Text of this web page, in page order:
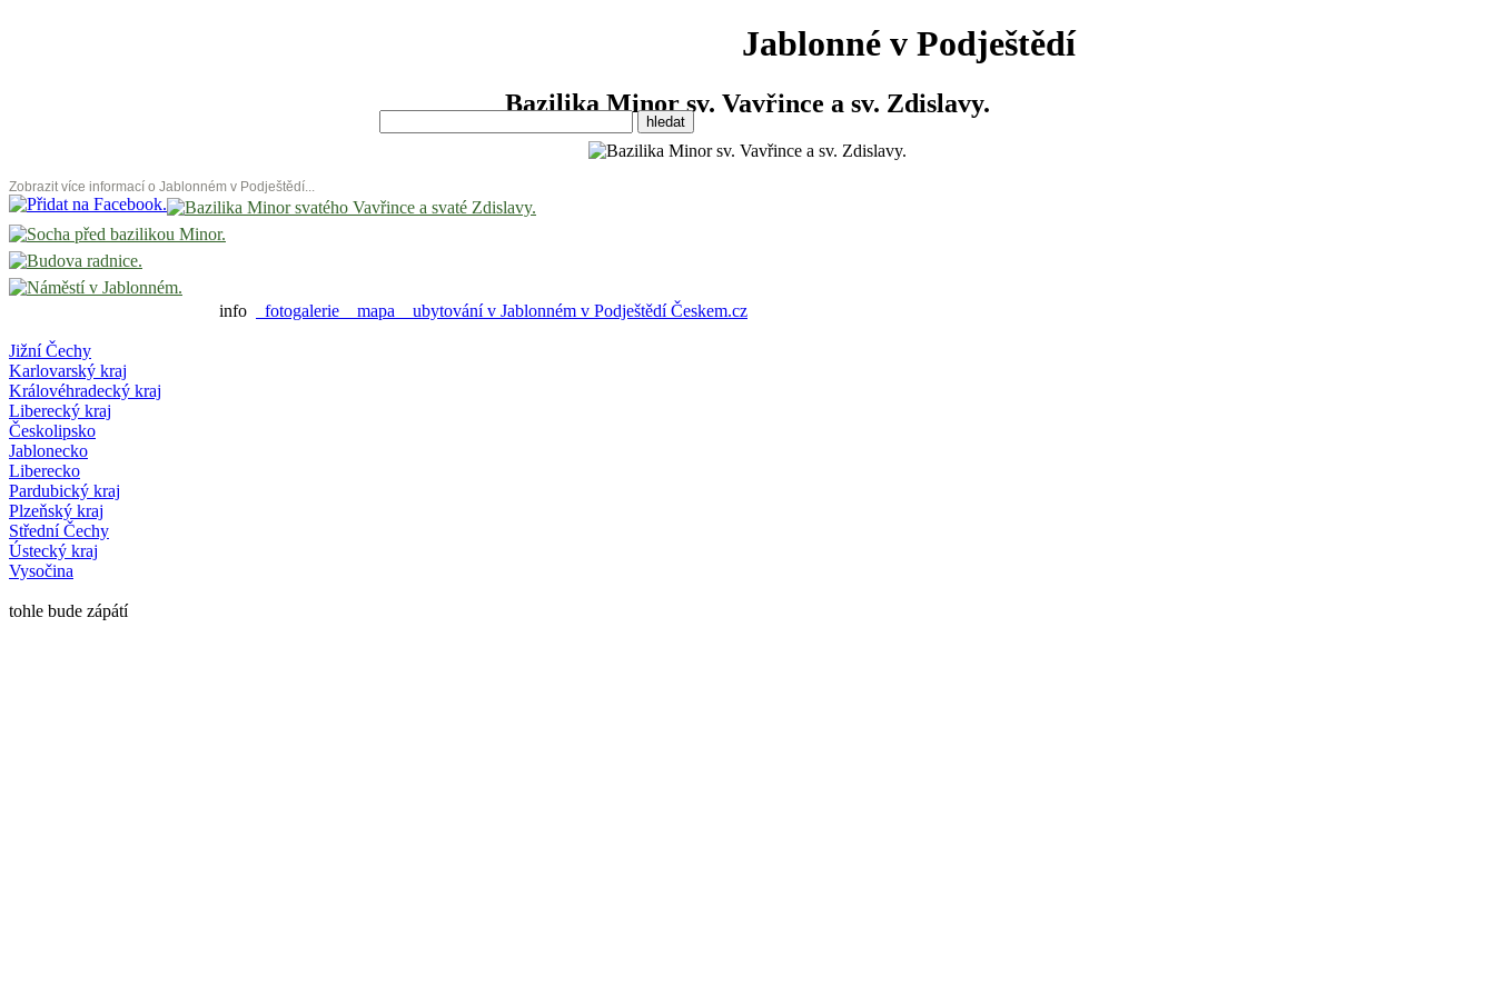
Jablonné v Podještědí
Bazilika Minor sv. Vavřince a sv. Zdislavy.
Zobrazit více informací o Jablonném v Podještědí...
info fotogalerie mapa ubytování v Jablonném v PodještědíČeskem.cz
Jižní Čechy
Karlovarský kraj
Královéhradecký kraj
Liberecký kraj
Českolipsko
Jablonecko
Liberecko
Pardubický kraj
Plzeňský kraj
Střední Čechy
Ústecký kraj
Vysočina
tohle bude zápátí